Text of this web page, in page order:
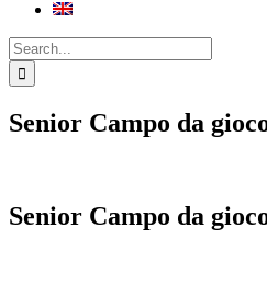
Search
for:
Senior Campo da
Senior Campo da